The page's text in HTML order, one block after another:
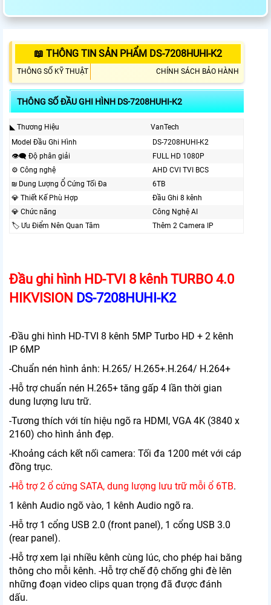
📖 THÔNG TIN SẢN PHẨM DS-7208HUHI-K2
THÔNG SỐ KỸ THUẬT CHÍNH SÁCH BẢO HÀNH
THÔNG SỐ ĐẦU GHI HÌNH DS-7208HUHI-K2
◣ Thương Hiệu
VanTech
Model Đầu Ghi Hình
DS-7208HUHI-K2
👁️‍🗨 Độ phân giải
FULL HD 1080P
⚙ Công nghệ
AHD CVI TVI BCS
₪ Dung Lượng Ổ Cứng Tối Đa
6TB
💎 Thiết Kế Phù Hợp
Đầu Ghi 8 kênh
💎 Chức năng
Công Nghệ AI
🏷 Ưu Điểm Nên Quan Tâm
Thêm 2 Camera IP
Đầu ghi hình HD-TVI 8 kênh TURBO 4.0
HIKVISION DS-7208HUHI-K2
-Đầu ghi hình HD-TVI 8 kênh 5MP Turbo HD + 2 kênh
IP 6MP
-Chuẩn nén hình ảnh: H.265/ H.265+.H.264/ H.264+
-Hỗ trợ chuẩn nén H.265+ tăng gấp 4 lần thời gian
dung lượng lưu trữ.
-Tương thích với tín hiệu ngõ ra HDMI, VGA 4K (3840 x
2160) cho hình ảnh đẹp.
-Khoảng cách kết nối camera: Tối đa 1200 mét với cáp
đồng trục.
-Hỗ trợ 2 ổ cứng SATA, dung lượng lưu trữ mỗi ổ 6TB.
1 kênh Audio ngõ vào, 1 kênh Audio ngõ ra.
-Hỗ trợ 1 cổng USB 2.0 (front panel), 1 cổng USB 3.0
(rear panel).
-Hỗ trợ xem lại nhiều kênh cùng lúc, cho phép hai băng
thông cho mỗi kênh. -Hỗ trợ chế độ chống ghi đè lên
những đoạn video clips quan trọng đã được đánh
dấu.